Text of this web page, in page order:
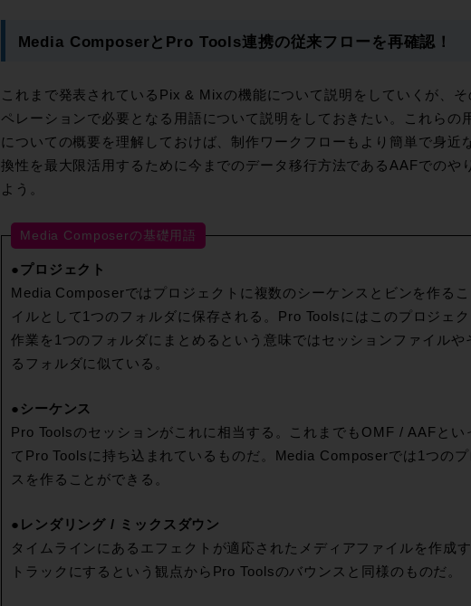
Media ComposerとPro Tools連携の従来フローを再確認！
これまで発表されているPix & Mixの機能について説明をしていくが、
ペレーションで必要となる用語について説明をしておきたい。これらの
についての概要を理解しておけば、制作ワークフローもより簡単で身近
換性を最大限活用するために今までのデータ移行方法であるAAFでのや
よう。
Media Composerの基礎用語
●プロジェクト
Media Composerではプロジェクトに複数のシーケンスとビンを作る
イルとして1つのフォルダに保存される。Pro Toolsにはこのプロジェ
作業を1つのフォルダにまとめるという意味ではセッションファイルや
るフォルダに似ている。
●シーケンス
Pro Toolsのセッションがこれに相当する。これまでもOMF / AAFとい
てPro Toolsに持ち込まれているものだ。Media Composerでは1つの
スを作ることができる。
●レンダリング / ミックスダウン
タイムラインにあるエフェクトが適応されたメディアファイルを作成
トラックにするという観点からPro Toolsのバウンスと同様のものだ。